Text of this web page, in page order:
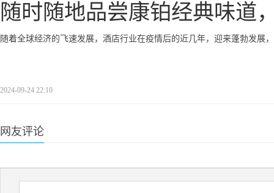
随时随地品尝康铂经典味道
随着全球经济的飞速发展，酒店行业在疫情后的近几年，迎来蓬勃发展
2024-09-24 22:10
网友评论